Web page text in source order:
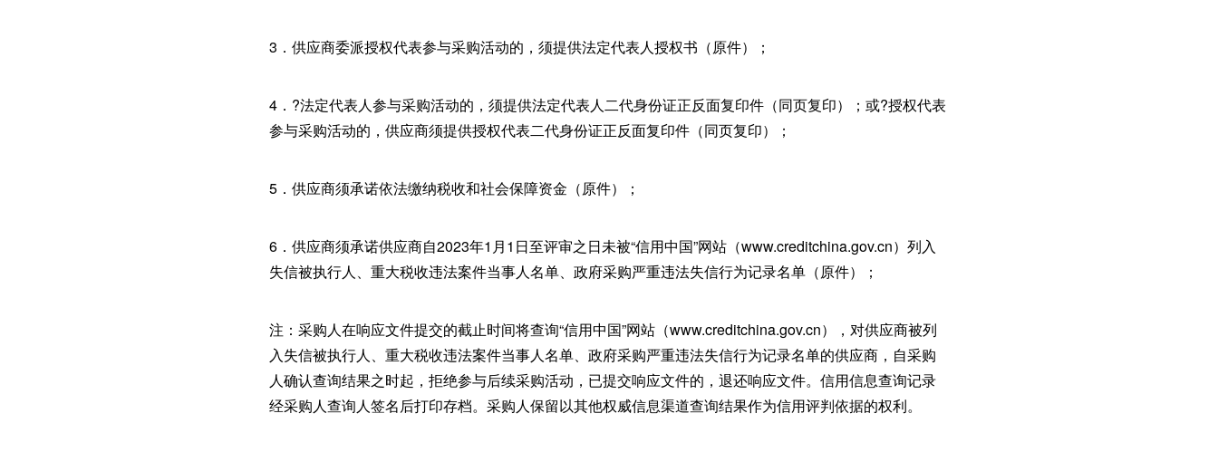
3．供应商委派授权代表参与采购活动的，须提供法定代表人授权书（原件）；
4．?法定代表人参与采购活动的，须提供法定代表人二代身份证正反面复印件（同页复印）；或?授权代表
参与采购活动的，供应商须提供授权代表二代身份证正反面复印件（同页复印）；
5．供应商须承诺依法缴纳税收和社会保障资金（原件）；
6．供应商须承诺供应商自2023年1月1日至评审之日未被“信用中国”网站（www.creditchina.gov.cn）列入
失信被执行人、重大税收违法案件当事人名单、政府采购严重违法失信行为记录名单（原件）；
注：采购人在响应文件提交的截止时间将查询“信用中国”网站（www.creditchina.gov.cn），对供应商被列
入失信被执行人、重大税收违法案件当事人名单、政府采购严重违法失信行为记录名单的供应商，自采购
人确认查询结果之时起，拒绝参与后续采购活动，已提交响应文件的，退还响应文件。信用信息查询记录
经采购人查询人签名后打印存档。采购人保留以其他权威信息渠道查询结果作为信用评判依据的权利。